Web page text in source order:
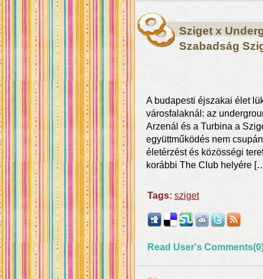
Sziget x
Szabadság
A budapesti éjszakai élet
városfalaknál: az
Arzenál és a Turbina a
együttműködés nem
életérzést és közösségi
korábbi The Club helyére
Tags: sziget
Read User's